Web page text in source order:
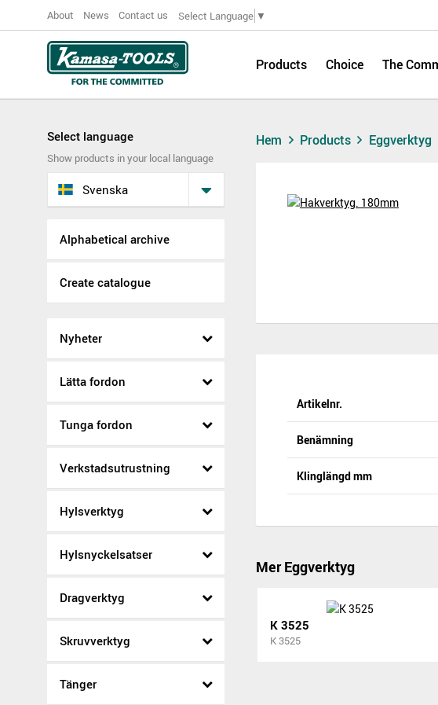
About News Contact us Select Language ▼
Products Choice The
Select language
Show products in your local language
Svenska
Alphabetical archive
Create catalogue
Nyheter
Lätta fordon
Tunga fordon
Verkstadsutrustning
Hylsverktyg
Hylsnyckelsatser
Dragverktyg
Skruvverktyg
Tänger
Hem Products Eggverktyg
Artikelnr.
Benämning
Klinglängd mm
Mer Eggverktyg
K 3525
K 3525